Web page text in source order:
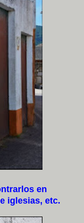
en
iglesias, etc.